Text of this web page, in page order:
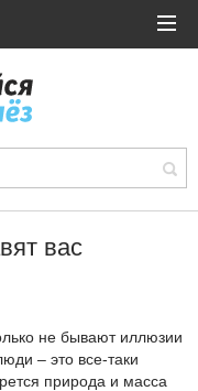
вас
не бывают иллюзии
– это все-таки
природа и масса